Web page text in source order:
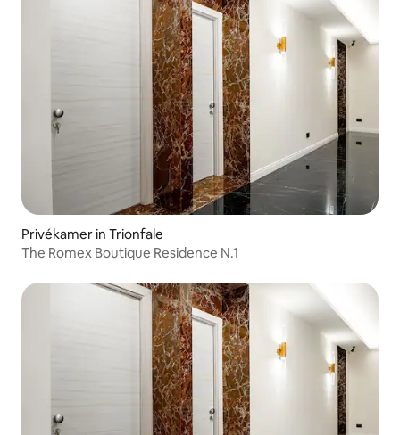
Privékamer in Trionfale
The Romex Boutique Residence N.1